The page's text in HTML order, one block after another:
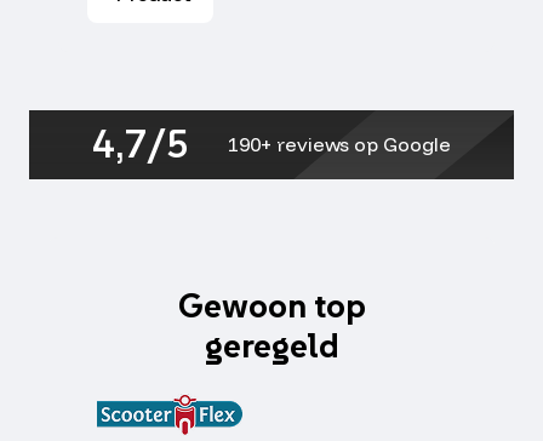
4,7/5 190+ reviews op Google
Gewoon top
geregeld